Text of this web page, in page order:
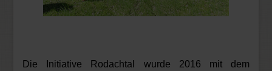
Die Initiative Rodachtal wurde 2016 mit dem